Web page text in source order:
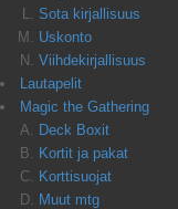
Sota kirjallisuus
Uskonto
Viihdekirjallisuus
Lautapelit
Magic the Gathering
Deck Boxit
Kortit ja pakat
Korttisuojat
Muut mtg